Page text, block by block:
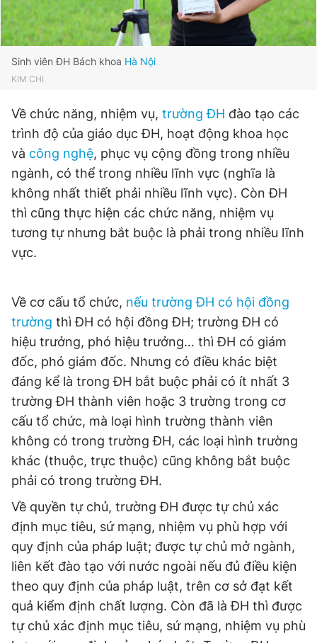
Tổng biên tập: Nguyễn Ngọc Toàn
Phó tổng biên tập thường trực: Hải Thành
Phó tổng biên tập: Lâm Hiếu Dũng
Phó tổng biên tập: Trần Việt Hưng
Tổng thư ký tòa soạn: Đức Trung
Giấy phép xuất bản số 110/GP - BTTTT cấp ngày 24.3.2020
chép dưới mọi hình thức nếu không có sự chấp thuận bằng văn
bản. Phát triển bởi ePi Technologies, JSC.
Sinh viên ĐH Bách khoa Hà Nội
KIM CHI
Về chức năng, nhiệm vụ, trường ĐH đào tạo các
trình độ của giáo dục ĐH, hoạt động khoa học
và công nghệ, phục vụ cộng đồng trong nhiều
ngành, có thể trong nhiều lĩnh vực (nghĩa là
không nhất thiết phải nhiều lĩnh vực). Còn ĐH
thì cũng thực hiện các chức năng, nhiệm vụ
tương tự nhưng bắt buộc là phải trong nhiều lĩnh
vực.
Về cơ cấu tổ chức, nếu trường ĐH có hội đồng
trường thì ĐH có hội đồng ĐH; trường ĐH có
hiệu trưởng, phó hiệu trưởng… thì ĐH có giám
đốc, phó giám đốc. Nhưng có điều khác biệt
đáng kể là trong ĐH bắt buộc phải có ít nhất 3
trường ĐH thành viên hoặc 3 trường trong cơ
cấu tổ chức, mà loại hình trường thành viên
không có trong trường ĐH, các loại hình trường
khác (thuộc, trực thuộc) cũng không bắt buộc
phải có trong trường ĐH.
Về quyền tự chủ, trường ĐH được tự chủ xác
định mục tiêu, sứ mạng, nhiệm vụ phù hợp với
quy định của pháp luật; được tự chủ mở ngành,
liên kết đào tạo với nước ngoài nếu đủ điều kiện
theo quy định của pháp luật, trên cơ sở đạt kết
quả kiểm định chất lượng. Còn đã là ĐH thì được
tự chủ xác định mục tiêu, sứ mạng, nhiệm vụ phù